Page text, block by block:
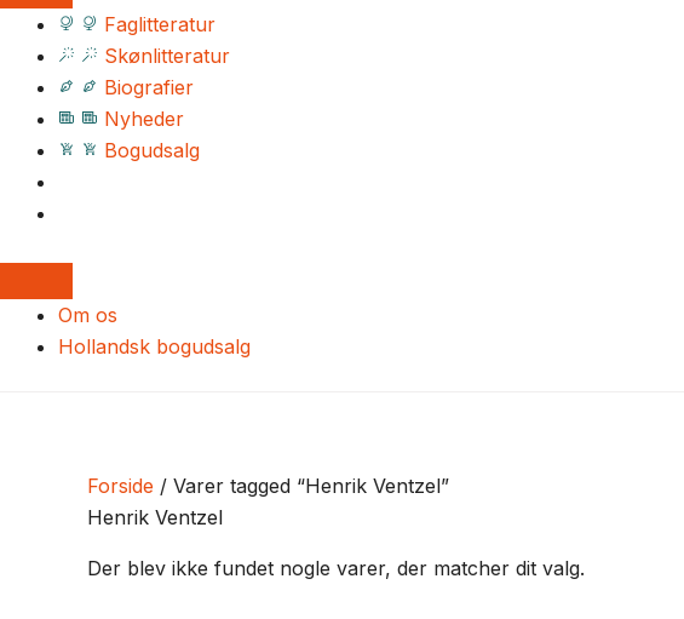
Faglitteratur
Skønlitteratur
Biografier
Nyheder
Bogudsalg
Om os
Hollandsk bogudsalg
Forside / Varer tagged “Henrik Ventzel”
Henrik Ventzel
Der blev ikke fundet nogle varer, der matcher dit valg.